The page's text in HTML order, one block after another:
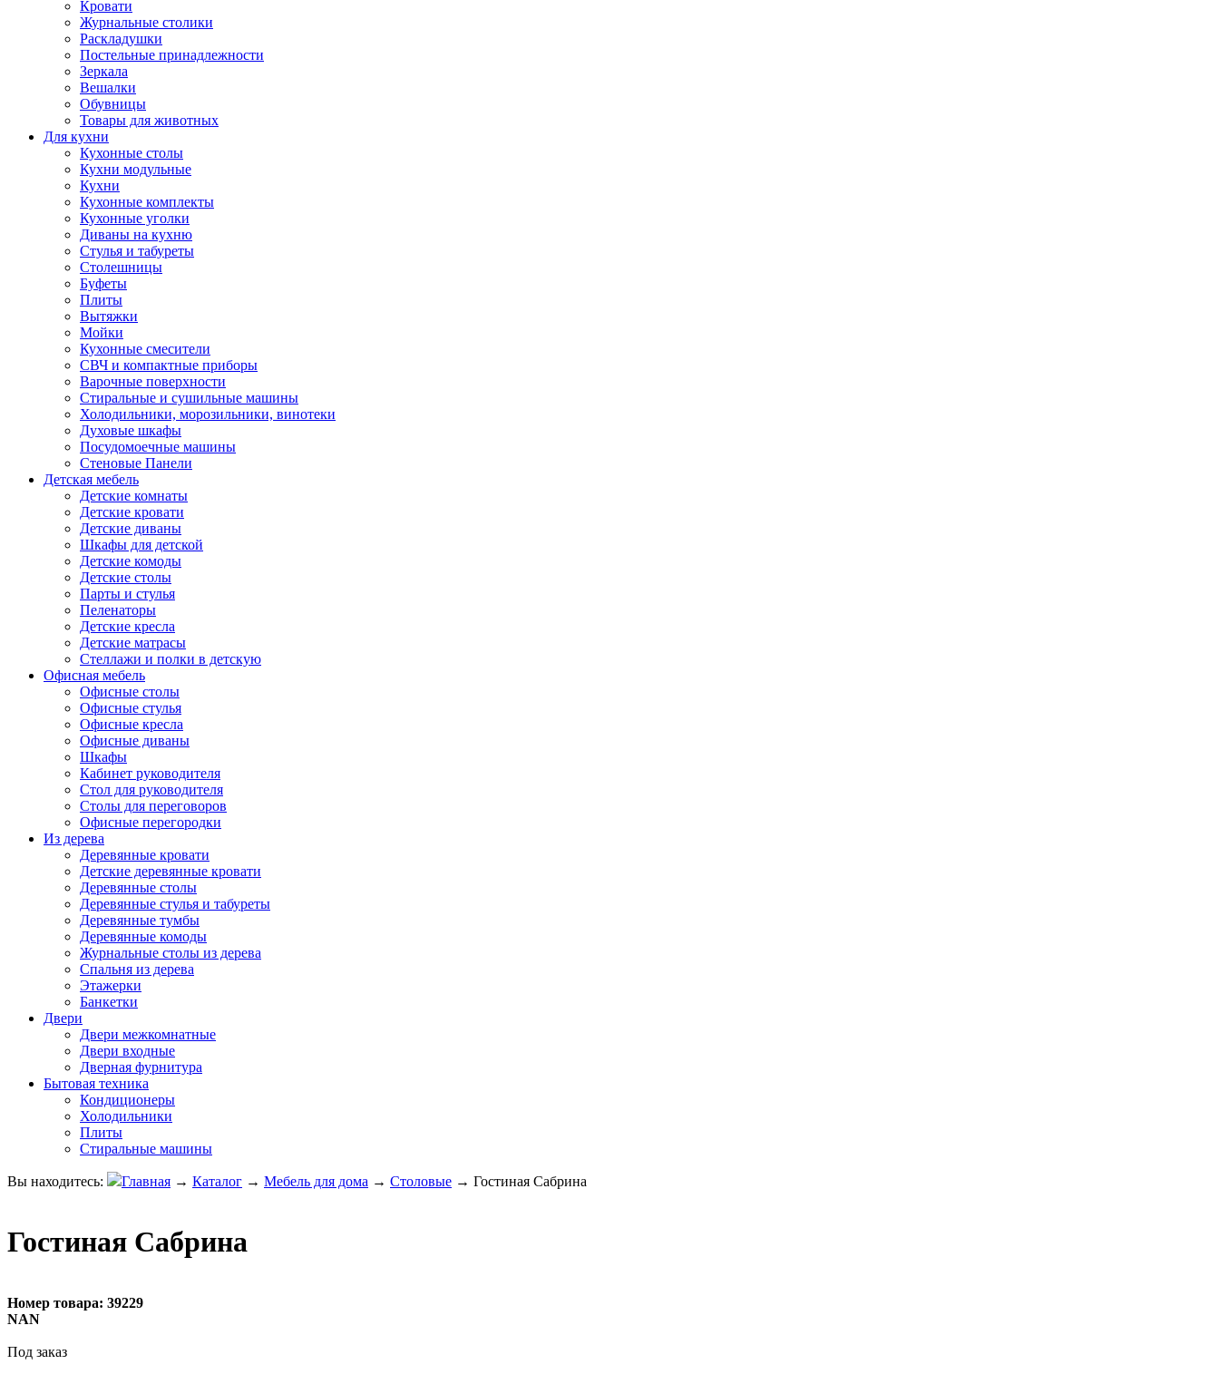
Кровати
Журнальные столики
Раскладушки
Постельные принадлежности
Зеркала
Вешалки
Обувницы
Товары для животных
Для кухни
Кухонные столы
Кухни модульные
Кухни
Кухонные комплекты
Кухонные уголки
Диваны на кухню
Стулья и табуреты
Столешницы
Буфеты
Плиты
Вытяжки
Мойки
Кухонные смесители
СВЧ и компактные приборы
Варочные поверхности
Стиральные и сушильные машины
Холодильники, морозильники, винотеки
Духовые шкафы
Посудомоечные машины
Стеновые Панели
Детская мебель
Детские комнаты
Детские кровати
Детские диваны
Шкафы для детской
Детские комоды
Детские столы
Парты и стулья
Пеленаторы
Детские кресла
Детские матрасы
Стеллажи и полки в детскую
Офисная мебель
Офисные столы
Офисные стулья
Офисные кресла
Офисные диваны
Шкафы
Кабинет руководителя
Стол для руководителя
Столы для переговоров
Офисные перегородки
Из дерева
Деревянные кровати
Детские деревянные кровати
Деревянные столы
Деревянные стулья и табуреты
Деревянные тумбы
Деревянные комоды
Журнальные столы из дерева
Спальня из дерева
Этажерки
Банкетки
Двери
Двери межкомнатные
Двери входные
Дверная фурнитура
Бытовая техника
Кондиционеры
Холодильники
Плиты
Стиральные машины
Вы находитесь: Главная → Каталог → Мебель для дома → Столовые → Гостиная Сабрина
Гостиная Сабрина
Номер товара: 39229
NAN
Под заказ